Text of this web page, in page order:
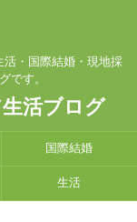
・国際結婚・現地採
です。
活ブログ
国際結婚
生活